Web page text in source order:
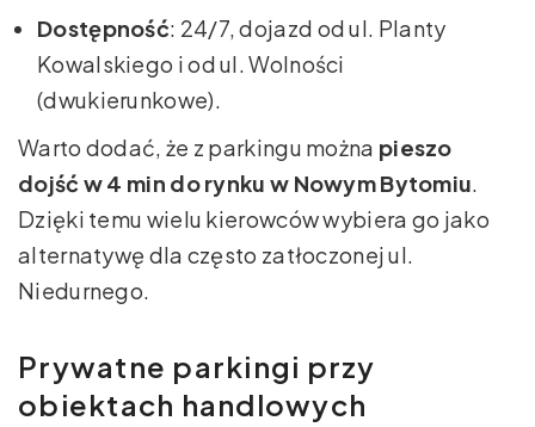
Dostępność: 24/7, dojazd od ul. Planty
Kowalskiego i od ul. Wolności
(dwukierunkowe).
Warto dodać, że z parkingu można pieszo
dojść w 4 min do rynku w Nowym Bytomiu.
Dzięki temu wielu kierowców wybiera go jako
alternatywę dla często zatłoczonej ul.
Niedurnego.
Prywatne parkingi przy
obiektach handlowych